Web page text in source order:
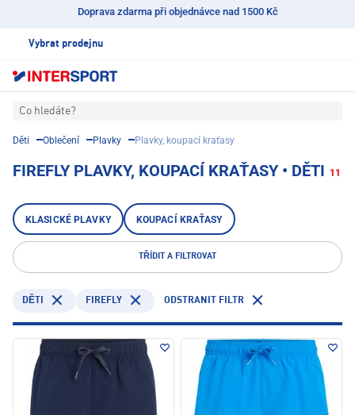
Doprava zdarma při objednávce nad 1500 Kč
Vybrat prodejnu
Co hledáte?
Děti Oblečení Plavky Plavky, koupací kraťasy
FIREFLY PLAVKY, KOUPACÍ KRAŤASY • DĚTI 11
KLASICKÉ PLAVKY KOUPACÍ KRAŤASY
TŘÍDIT A FILTROVAT
DĚTI FIREFLY ODSTRANIT FILTR